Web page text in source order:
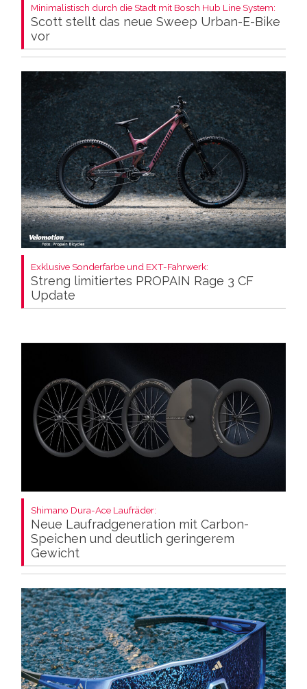
Minimalistisch durch die Stadt mit Bosch Hub Line System:
Scott stellt das neue Sweep Urban-E-Bike
vor
Exklusive Sonderfarbe und EXT-Fahrwerk:
Streng limitiertes PROPAIN Rage 3 CF
Update
Shimano Dura-Ace Laufräder:
Neue Laufradgeneration mit Carbon-
Speichen und deutlich geringerem
Gewicht